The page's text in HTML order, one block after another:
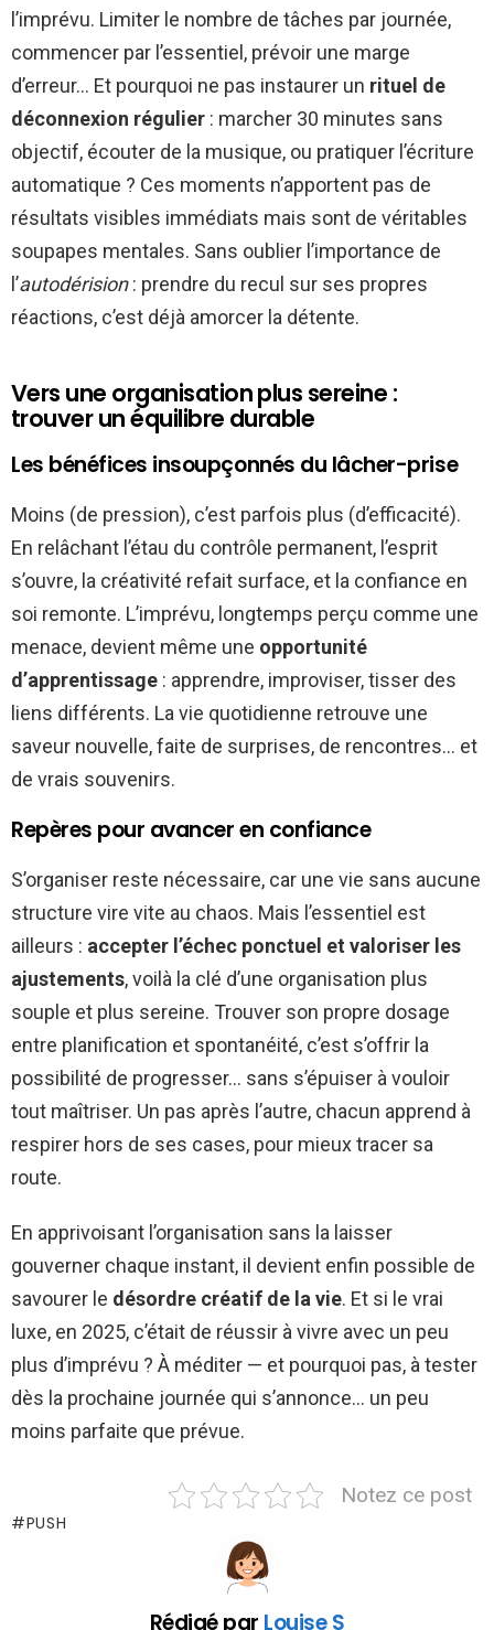
l’imprévu. Limiter le nombre de tâches par journée,
commencer par l’essentiel, prévoir une marge
d’erreur… Et pourquoi ne pas instaurer un rituel de
déconnexion régulier : marcher 30 minutes sans
objectif, écouter de la musique, ou pratiquer l’écriture
automatique ? Ces moments n’apportent pas de
résultats visibles immédiats mais sont de véritables
soupapes mentales. Sans oublier l’importance de
l’autodérision: prendre du recul sur ses propres
réactions, c’est déjà amorcer la détente.
Vers une organisation plus sereine :
trouver un équilibre durable
Les bénéfices insoupçonnés du lâcher-prise
Moins (de pression), c’est parfois plus (d’efficacité).
En relâchant l’étau du contrôle permanent, l’esprit
s’ouvre, la créativité refait surface, et la confiance en
soi remonte. L’imprévu, longtemps perçu comme une
menace, devient même une opportunité
d’apprentissage : apprendre, improviser, tisser des
liens différents. La vie quotidienne retrouve une
saveur nouvelle, faite de surprises, de rencontres… et
de vrais souvenirs.
Repères pour avancer en confiance
S’organiser reste nécessaire, car une vie sans aucune
structure vire vite au chaos. Mais l’essentiel est
ailleurs : accepter l’échec ponctuel et valoriser les
ajustements, voilà la clé d’une organisation plus
souple et plus sereine. Trouver son propre dosage
entre planification et spontanéité, c’est s’offrir la
possibilité de progresser… sans s’épuiser à vouloir
tout maîtriser. Un pas après l’autre, chacun apprend à
respirer hors de ses cases, pour mieux tracer sa
route.
En apprivoisant l’organisation sans la laisser
gouverner chaque instant, il devient enfin possible de
savourer le désordre créatif de la vie. Et si le vrai
luxe, en 2025, c’était de réussir à vivre avec un peu
plus d’imprévu ? À méditer — et pourquoi pas, à tester
dès la prochaine journée qui s’annonce… un peu
moins parfaite que prévue.
Notez ce post
PUSH
Rédigé par Louise S